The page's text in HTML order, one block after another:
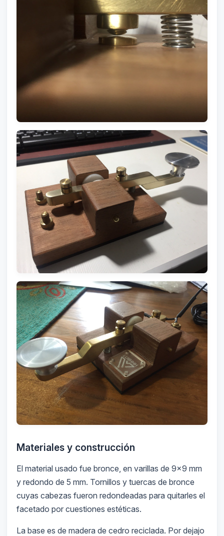
Materiales y construcción
El material usado fue bronce, en varillas de 9×9 mm
y redondo de 5 mm. Tornillos y tuercas de bronce
cuyas cabezas fueron redondeadas para quitarles el
facetado por cuestiones estéticas.
La base es de madera de cedro reciclada. Por dejajo